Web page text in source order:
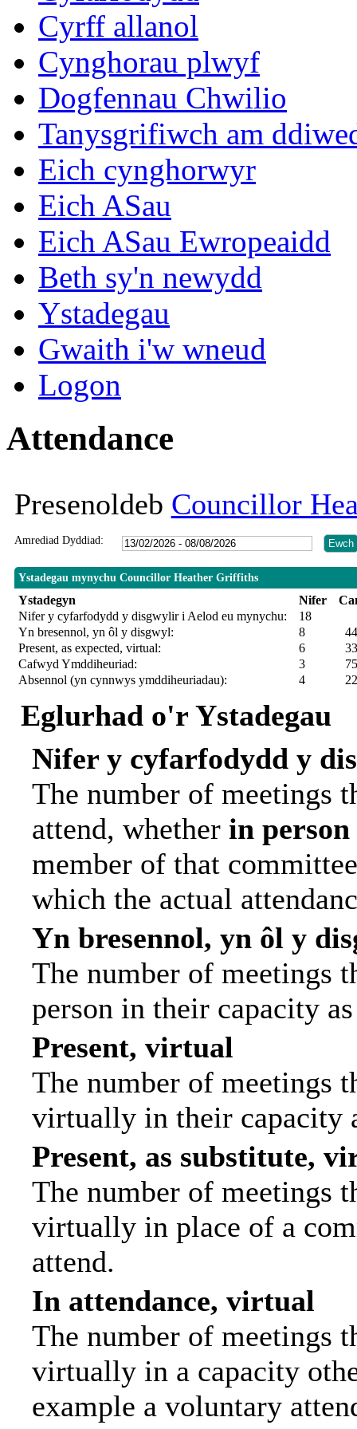
Cyrff allanol
Cynghorau plwyf
Dogfennau Chwilio
Tanysgrifiwch am
Eich cynghorwyr
Eich ASau
Eich ASau Ewropeaidd
Beth sy'n newydd
Ystadegau
Gwaith i'w wneud
Logon
Attendance
Presenoldeb Councillor
Amrediad Dyddiad:
Ystadegau mynychu Councillor Heather Griffiths
Ystadegyn Nifer
Nifer y cyfarfodydd y disgwylir i Aelod eu mynychu:
18
Yn bresennol, yn ôl y disgwyl:
8
Present, as expected, virtual:
6
Cafwyd Ymddiheuriad:
3
Absennol (yn cynnwys ymddiheuriadau):
4
Eglurhad o'r Ystadegau
Nifer y cyfarfodydd y
The number of meetings
attend, whether in person
member of that
which the actual
Yn bresennol, yn ôl y
The number of meetings
person in their capacity
Present, virtual
The number of meetings
virtually in their capacity
Present, as substitute,
The number of meetings
virtually in place of a
attend.
In attendance, virtual
The number of meetings
virtually in a capacity
example a voluntary